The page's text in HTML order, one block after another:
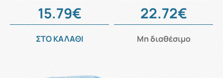
15.79€
ΣΤΟ ΚΑΛΑΘΙ
22.72€
Μη διαθέσιμο